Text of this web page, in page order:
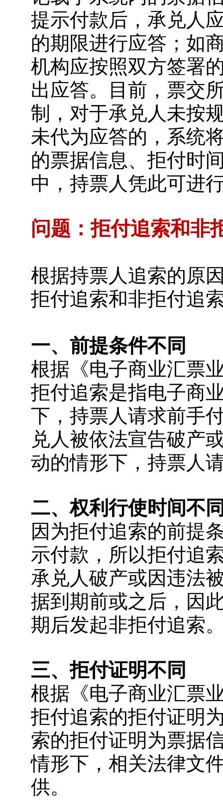
提示付款后，承兑人
的期限进行应答；如
机构应按照双方签署
出应答。目前，票交
制，对于承兑人未按
未代为应答的，系统
的票据信息、拒付时
中，持票人凭此可进
问题：拒付追索和非
根据持票人追索的原
拒付追索和非拒付追
一、前提条件不同
根据《电子商业汇票
拒付追索是指电子商
下，持票人请求前手
兑人被依法宣告破产
动的情形下，持票人
二、权利行使时间不
因为拒付追索的前提
示付款，所以拒付追
承兑人破产或因违法
据到期前或之后，因
期后发起非拒付追索
三、拒付证明不同
根据《电子商业汇票
拒付追索的拒付证明
索的拒付证明为票据
情形下，相关法律文
供。